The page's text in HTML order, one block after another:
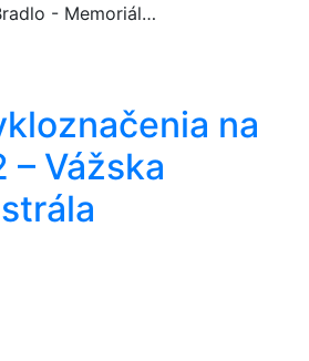
- Memoriál…
na
– Vážska